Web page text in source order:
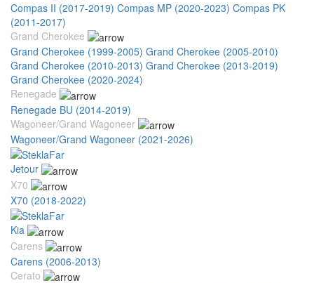
Compas II (2017-2019) Compas MP (2020-2023) Compas PK
(2011-2017)
Grand Cherokee
Grand Cherokee (1999-2005) Grand Cherokee (2005-2010)
Grand Cherokee (2010-2013) Grand Cherokee (2013-2019)
Grand Cherokee (2020-2024)
Renegade
Renegade BU (2014-2019)
Wagoneer/Grand Wagoneer
Wagoneer/Grand Wagoneer (2021-2026)
Jetour
X70
X70 (2018-2022)
Kia
Carens
Carens (2006-2013)
Cerato